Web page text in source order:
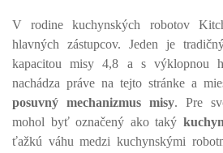
V rodine kuchynských robotov
hlavných zástupcov. Jeden je
kapacitou misy 4,8 a s výklopnou
nachádza práve na tejto stránke a
posuvný mechanizmus misy. Pre
mohol byť označený ako taký
ťažkú ​​váhu medzi kuchynskými